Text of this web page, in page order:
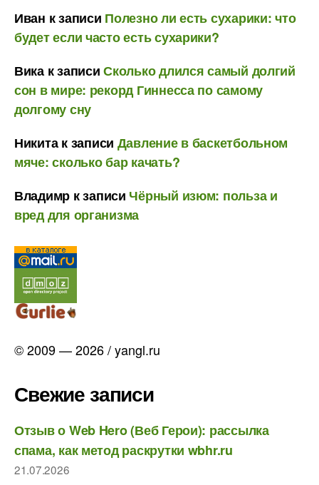
Иван к записи Полезно ли есть сухарики: что
будет если часто есть сухарики?
Викак записиСколько длился самый долгий
сон в мире: рекорд Гиннесса по самому
долгому сну
Никитак записи Давление в баскетбольном
мяче: сколько бар качать?
Владимр к записи Чёрный изюм: польза и
вред для организма
© 2009 — 2026 / yangl.ru
Свежие записи
Отзыв о Web Hero (Веб Герои): рассылка
спама, как метод раскрутки wbhr.ru
21.07.2026